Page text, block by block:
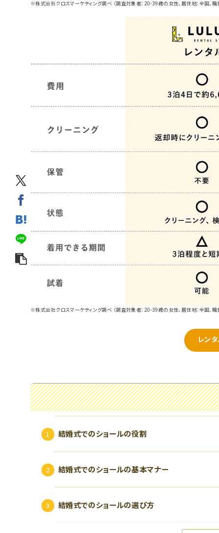
※株式会社クロスマーケティング調べ （調査対象者：20-39歳の女性、居住地：全国、職
※株式会社クロスマーケティング調べ （調査対象者：20-39歳の女性、居住地：全国、職
レン
結婚式でのショールの役割
結婚式でのショールの基本マナー
結婚式でのショールの選び方